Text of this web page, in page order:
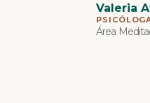
Valeria
Área